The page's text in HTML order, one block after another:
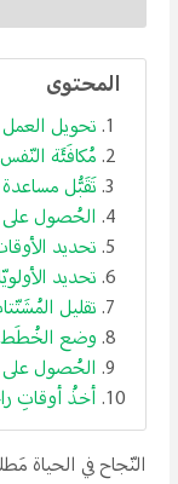
المحتوى
تحويل العمل
مُكافَئَة النّفس
تَقَبُّل مساعدة
الحُصول على
تحديد
تحديد
تقليل
وضع الخُطَط
الحُصول على
أخذُ أوقاتِ
النّجاح في الحياة